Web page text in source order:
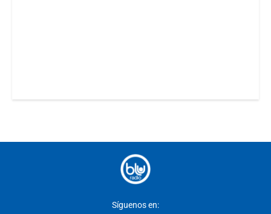
Síguenos en: